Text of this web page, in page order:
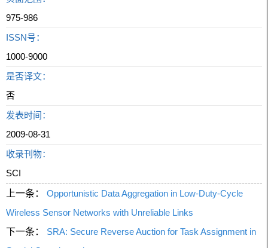
975-986
ISSN号：
1000-9000
是否译文：
否
发表时间：
2009-08-31
收录刊物：
SCI
上一条：
Opportunistic Data Aggregation in Low-Duty-Cycle
Wireless Sensor Networks with Unreliable Links
下一条：
SRA: Secure Reverse Auction for Task Assignment in